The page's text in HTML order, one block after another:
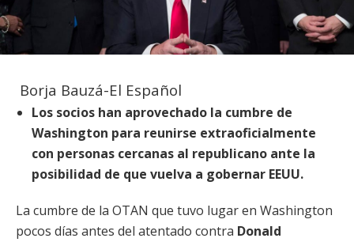
Borja Bauzá-El Español
Los socios han aprovechado la cumbre de
Washington para reunirse extraoficialmente
con personas cercanas al republicano ante la
posibilidad de que vuelva a gobernar EEUU.
La cumbre de la OTAN que tuvo lugar en Washington
pocos días antes del atentado contra Donald